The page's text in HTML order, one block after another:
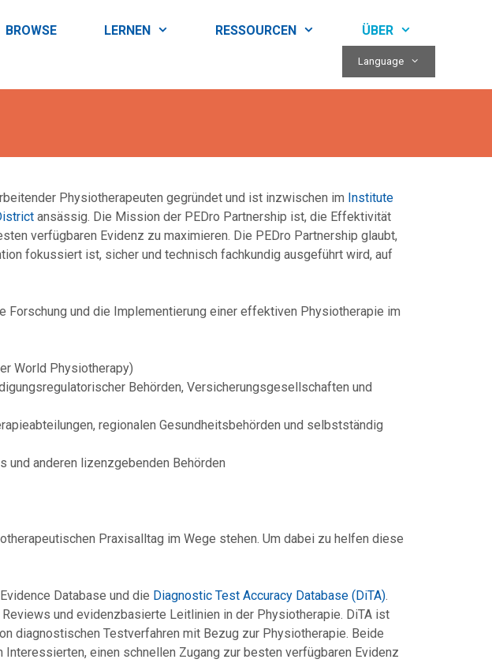
BROWSE LERNEN RESSOURCEN ÜBER
Language
Physiotherapeuten gegründet und ist inzwischen im Institute
ansässig. Die Mission der PEDro Partnership ist, die Effektivität
verfügbaren Evidenz zu maximieren. Die PEDro Partnership glaubt,
fokussiert ist, sicher und technisch fachkundig ausgeführt wird, auf
und die Implementierung einer effektiven Physiotherapie im
World Physiotherapy)
Behörden, Versicherungsgesellschaften und
regionalen Gesundheitsbehörden und selbstständig
und anderen lizenzgebenden Behörden
Praxisalltag im Wege stehen. Um dabei zu helfen diese
Database und die Diagnostic Test Accuracy Database (DiTA).
und evidenzbasierte Leitlinien in der Physiotherapie. DiTA ist
diagnostischen Testverfahren mit Bezug zur Physiotherapie. Beide
einen schnellen Zugang zur besten verfügbaren Evidenz